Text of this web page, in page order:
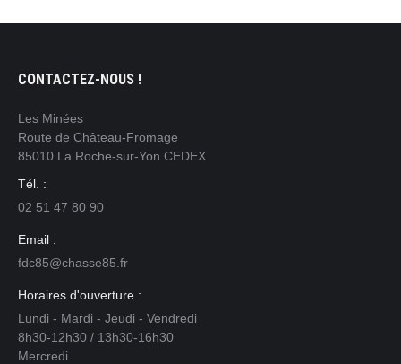
CONTACTEZ-NOUS !
Les Minées
Route de Château-Fromage
85010 La Roche-sur-Yon CEDEX
Tél. :
02 51 47 80 90
Email :
fdc85@chasse85.fr
Horaires d'ouverture :
Lundi - Mardi - Jeudi - Vendredi
8h30-12h30 / 13h30-16h30
Mercredi